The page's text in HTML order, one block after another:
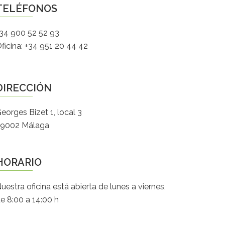
900 52 52 93
+34 951 20 44 42
Bizet 1, local 3
Málaga
oficina está abierta de lunes a viernes,
8:00 a 14:00 h